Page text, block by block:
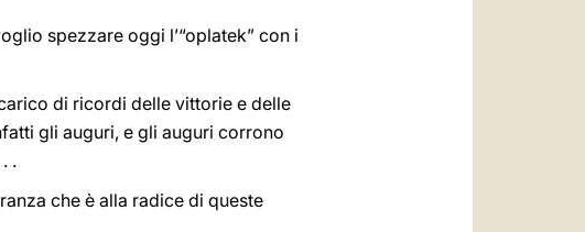
spezzare oggi l’“oplatek” con i
di ricordi delle vittorie e delle
gli auguri, e gli auguri corrono
.
che è alla radice di queste